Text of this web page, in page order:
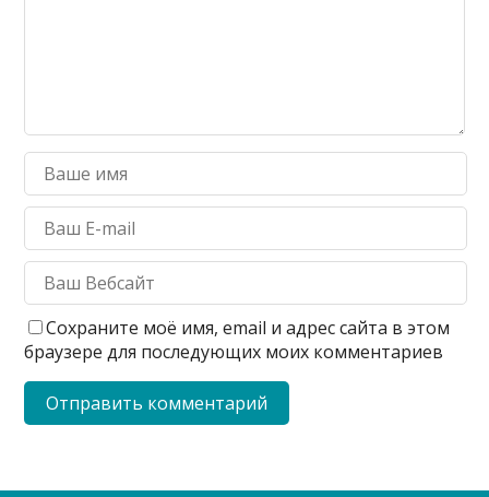
Сохраните моё имя, email и адрес сайта в этом
браузере для последующих моих комментариев